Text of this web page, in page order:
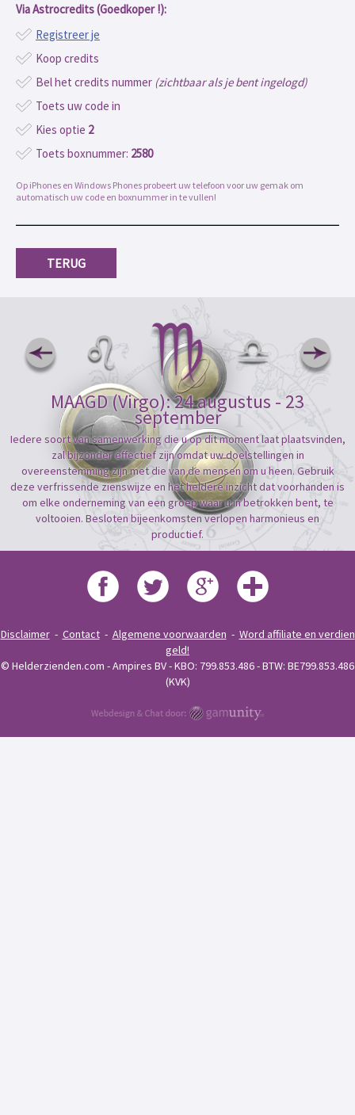
Via Astrocredits (Goedkoper !):
Registreer je
Koop credits
Bel het credits nummer (zichtbaar als je bent ingelogd)
Toets uw code in
Kies optie 2
Toets boxnummer: 2580
Op iPhones en Windows Phones probeert uw telefoon voor uw gemak om
automatisch uw code en boxnummer in te vullen!
TERUG
MAAGD (Virgo): 24 augustus - 23
september
Iedere soort van samenwerking die u op dit moment laat plaatsvinden,
zal bijzonder effectief zijn omdat uw doelstellingen in
overeenstemming zijn met die van de mensen om u heen. Gebruik
deze verfrissende zienswijze en het heldere inzicht dat voorhanden is
om elke onderneming van een groep waar u in betrokken bent, te
voltooien. Besloten bijeenkomsten verlopen harmonieus en
productief.
Disclaimer- Contact- Algemene voorwaarden - Word affiliate en verdien
geld!
© Helderzienden.com - Ampires BV - KBO: 799.853.486 - BTW: BE799.853.486
(KVK)